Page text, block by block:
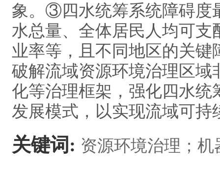
象。③四水统筹系统障碍度
水总量、全体居民人均可
业率等，且不同地区的关
破解流域资源环境治理区
化等治理框架，强化四水
发展模式，以实现流域可持
关键词: 资源环境治理；